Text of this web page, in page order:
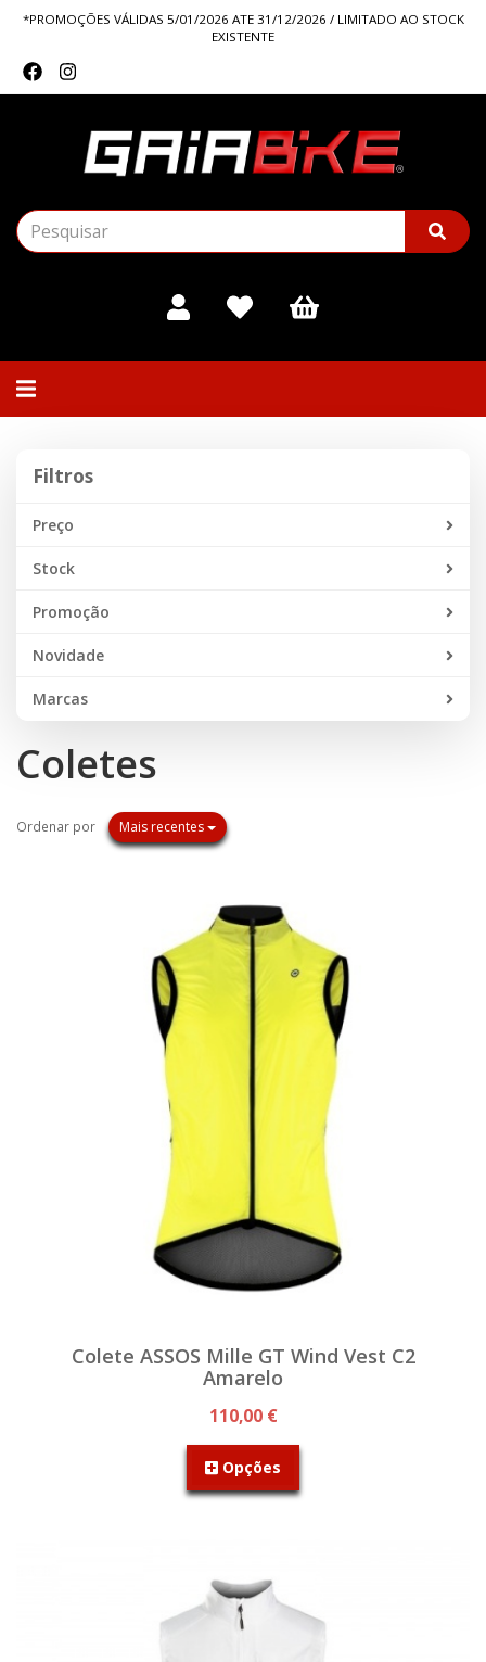
*PROMOÇÕES VÁLIDAS 5/01/2026 ATE 31/12/2026 / LIMITADO AO STOCK
EXISTENTE
Alternar
Filtros
Preço
Stock
Promoção
Novidade
Marcas
Coletes
Ordenar por Mais recentes
Colete ASSOS Mille GT Wind Vest C2
Amarelo
110,00 €
Opções